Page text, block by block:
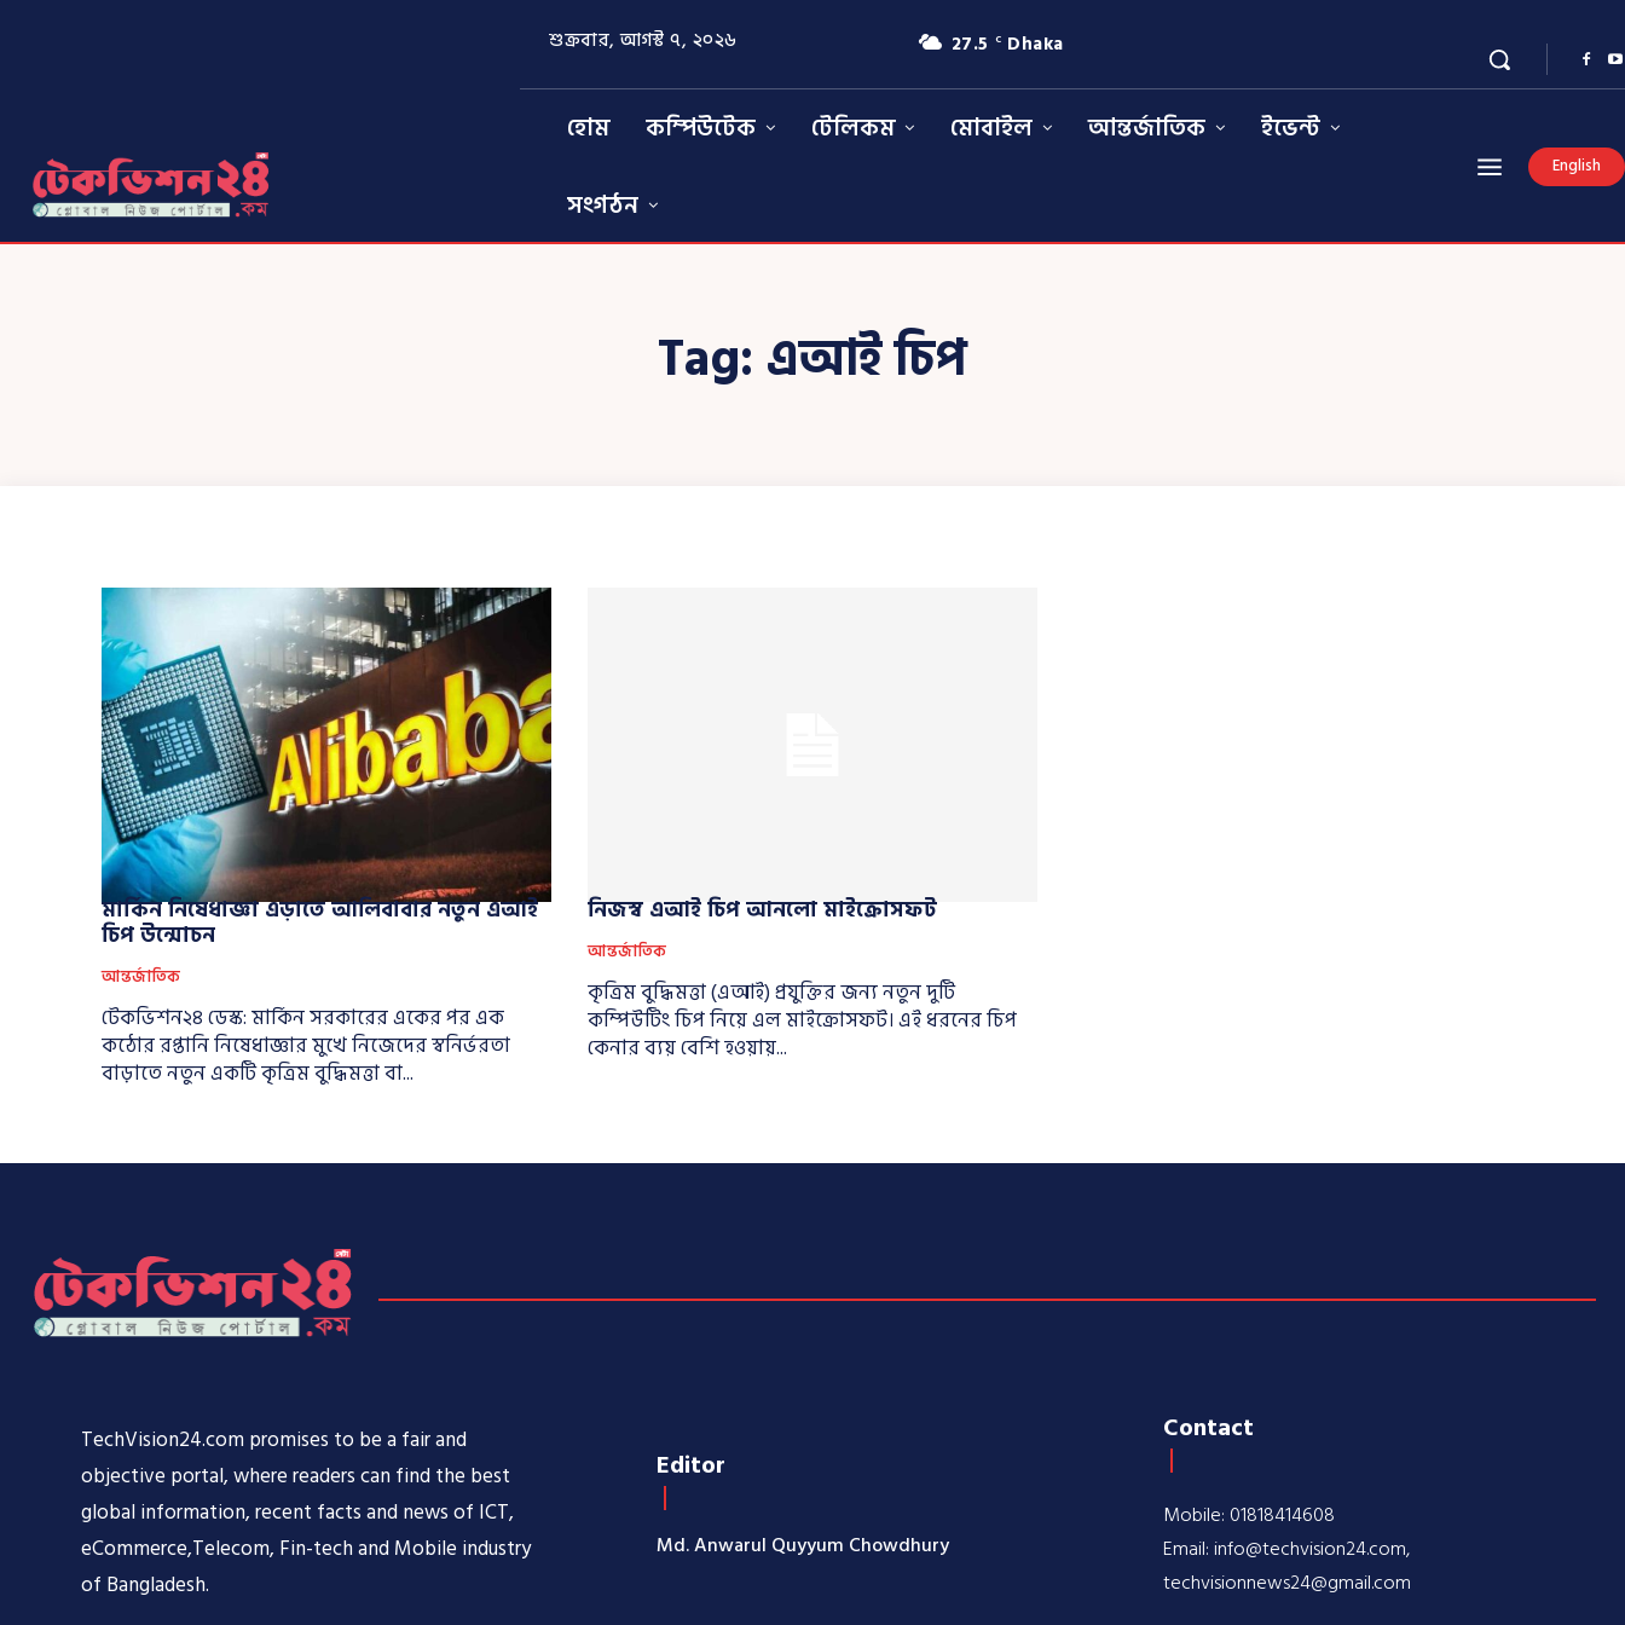
শুক্রবার, আগস্ট ৭, ২০২৬ 27.5 C Dhaka
হোম কম্পিউটেক টেলিকম মোবাইল আন্তর্জাতিক
ইভেন্ট
সংগঠন
English
Tag: এআই চিপ
মার্কিন নিষেধাজ্ঞা এড়াতে আলিবাবার নতুন এআই
চিপ উন্মোচন
আন্তর্জাতিক
টেকভিশন২৪ ডেস্ক: মার্কিন সরকারের একের পর এক
কঠোর রপ্তানি নিষেধাজ্ঞার মুখে নিজেদের স্বনির্ভরতা
বাড়াতে নতুন একটি কৃত্রিম বুদ্ধিমত্তা বা...
নিজস্ব এআই চিপ আনলো মাইক্রোসফট
আন্তর্জাতিক
কৃত্রিম বুদ্ধিমত্তা (এআই) প্রযুক্তির জন্য নতুন দুটি
কম্পিউটিং চিপ নিয়ে এল মাইক্রোসফট। এই ধরনের চিপ
কেনার ব্যয় বেশি হওয়ায়...
TechVision24.com promises to be a fair and
objective portal, where readers can find the best
global information, recent facts and news of ICT,
eCommerce,Telecom, Fin-tech and Mobile industry
of Bangladesh.
Editor
Md. Anwarul Quyyum Chowdhury
Contact
Mobile: 01818414608
Email: info@techvision24.com,
techvisionnews24@gmail.com